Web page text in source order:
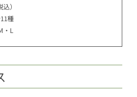
）
種
・L